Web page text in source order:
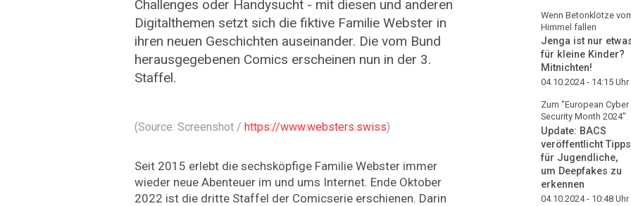
Challenges oder Handysucht - mit diesen und anderen
Digitalthemen setzt sich die fiktive Familie Webster in
ihren neuen Geschichten auseinander. Die vom Bund
herausgegebenen Comics erscheinen nun in der 3.
Staffel.
(Source: Screenshot / https://www.websters.swiss)
Seit 2015 erlebt die sechsköpfige Familie Webster immer
wieder neue Abenteuer im und ums Internet. Ende Oktober
2022 ist die dritte Staffel der Comicserie erschienen. Darin
Wenn Betonklötze
Himmel fallen
Jenga ist nur
für kleine Kinder?
Mitnichten!
04.10.2024 - 14:15 Uhr
Zum "European Cyber
Security Month 2024"
Update: BACS
veröffentlicht Tipps
für Jugendliche,
um Deepfakes zu
erkennen
04.10.2024 - 10:48 Uhr